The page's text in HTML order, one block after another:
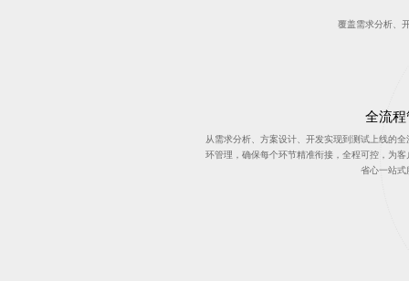
覆盖需求分析、
全流程
从需求分析、方案设计、开发实现到测试上线的全
环管理，确保每个环节精准衔接，全程可控，为客
省心一站式